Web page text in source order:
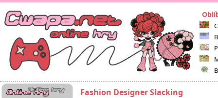
Fashion Designer Slacking